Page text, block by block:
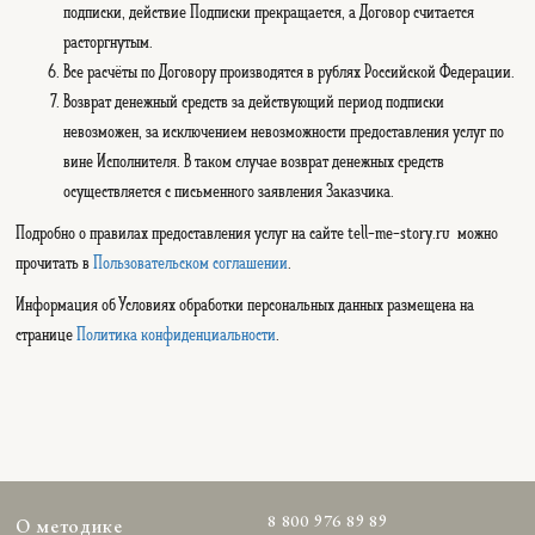
подписки, действие Подписки прекращается, а Договор считается
расторгнутым.
Все расчёты по Договору производятся в рублях Российской Федерации.
Возврат денежный средств за действующий период подписки
невозможен, за исключением невозможности предоставления услуг по
вине Исполнителя. В таком случае возврат денежных средств
осуществляется с письменного заявления Заказчика.
Подробно о правилах предоставления услуг на сайте tell-me-story.ru можно
прочитать вПользовательском соглашении.
Информация об Условиях обработки персональных данных размещена на
страницеПолитика конфиденциальности.
О методике 8 800 976 89 89